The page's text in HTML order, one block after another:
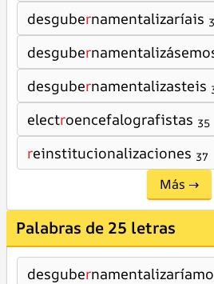
desgubernamentalizaríais
desguber
desgubernamentalizasteis
electroencefalografistas 35
reinstitucionalizaciones 37
Más →
Palabras de 25 letras
desguber